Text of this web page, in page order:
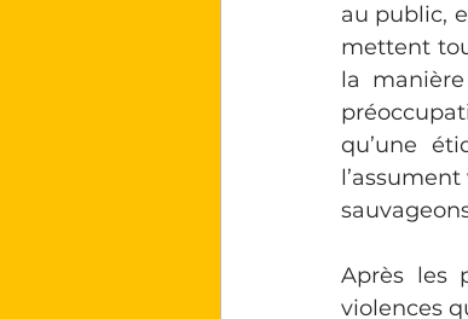
au public,
mettent
la
qu’une
Après les
violences